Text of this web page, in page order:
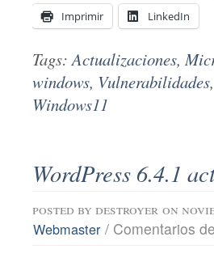
Imprimir LinkedIn
Tags:Actualizaciones,
windows, Vulnerabilidades,
Windows11
WordPress 6.4.1
posted by destroyer on
Webmaster / Comentarios